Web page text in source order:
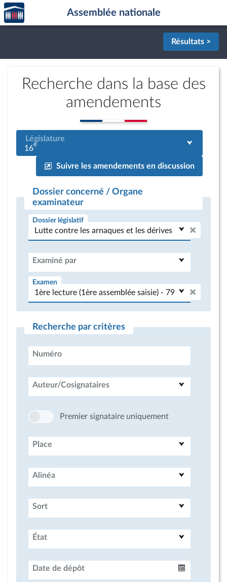
Aller au contenu
Aller en bas de la page
Accèder
à la
page
Assemblée nationale
Résultats >
Recherche dans la base des
amendements
Législature
16e
Suivre les amendements en discussion
Dossier concerné / Organe
examinateur
Dossier législatif
Examiné par
Examen
Recherche par critères
Numéro
Auteur/Cosignataires
Premier signataire uniquement
Place
Alinéa
Sort
État
Date de dépôt